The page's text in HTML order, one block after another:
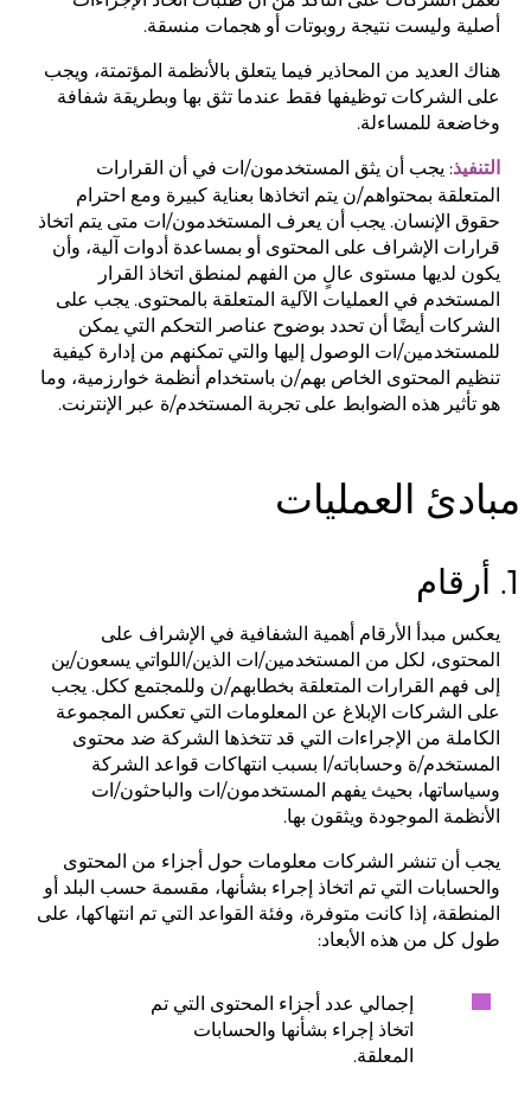
أصلية وليست نتيجة روبوتات أو هجمات منسقة.
هناك العديد من المحاذير فيما يتعلق بالأنظمة المؤتمتة، ويجب
على الشركات توظيفها فقط عندما تثق بها وبطريقة شفافة
وخاضعة للمساءلة.
التنفيذ: يجب أن يثق المستخدمون/ات في أن القرارات
المتعلقة بمحتواهم/ن يتم اتخاذها بعناية كبيرة ومع احترام
حقوق الإنسان. يجب أن يعرف المستخدمون/ات متى يتم اتخاذ
قرارات الإشراف على المحتوى أو بمساعدة أدوات آلية، وأن
يكون لديها مستوى عالٍ من الفهم لمنطق اتخاذ القرار
المستخدم في العمليات الآلية المتعلقة بالمحتوى. يجب على
الشركات أيضًا أن تحدد بوضوح عناصر التحكم التي يمكن
للمستخدمين/ات الوصول إليها والتي تمكنهم من إدارة كيفية
تنظيم المحتوى الخاص بهم/ن باستخدام أنظمة خوارزمية، وما
هو تأثير هذه الضوابط على تجربة المستخدم/ة عبر الإنترنت.
مبادئ العمليات
1. أرقام
يعكس مبدأ الأرقام أهمية الشفافية في الإشراف على
المحتوى، لكل من المستخدمين/ات الذين/اللواتي يسعون/ين
إلى فهم القرارات المتعلقة بخطابهم/ن وللمجتمع ككل. يجب
على الشركات الإبلاغ عن المعلومات التي تعكس المجموعة
الكاملة من الإجراءات التي قد تتخذها الشركة ضد محتوى
المستخدم/ة وحساباته/ا بسبب انتهاكات قواعد الشركة
وسياساتها، بحيث يفهم المستخدمون/ات والباحثون/ات
الأنظمة الموجودة ويثقون بها.
يجب أن تنشر الشركات معلومات حول أجزاء من المحتوى
والحسابات التي تم اتخاذ إجراء بشأنها، مقسمة حسب البلد أو
المنطقة، إذا كانت متوفرة، وفئة القواعد التي تم انتهاكها، على
طول كل من هذه الأبعاد:
إجمالي عدد أجزاء المحتوى التي تم
اتخاذ إجراء بشأنها والحسابات
المعلقة.